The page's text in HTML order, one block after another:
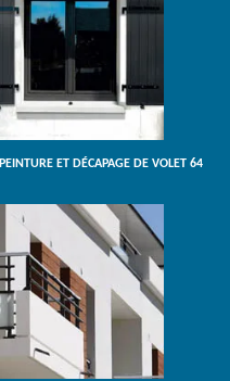
PEINTURE ET DÉCAPAGE DE VOLET 64